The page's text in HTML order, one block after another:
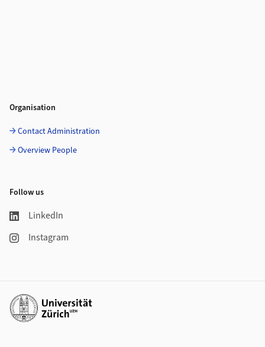
Organisation
Contact Administration
Overview People
Follow us
LinkedIn
Instagram
Additional links